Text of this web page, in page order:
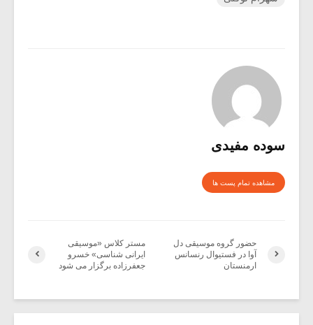
سوده مفیدی
مشاهده تمام پست ها
مستر کلاس «موسیقی
ایرانی شناسی» خسرو
جعفرزاده برگزار می شود
حضور گروه موسیقی دل
آوا در فستیوال رنسانس
ارمنستان